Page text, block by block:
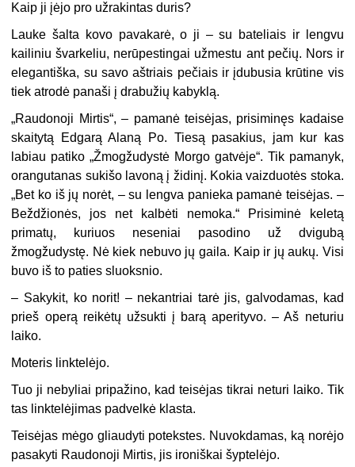
Kaip ji įėjo pro užrakintas duris?
Lauke šalta kovo pavakarė, o ji – su bateliais ir lengvu
kailiniu švarkeliu, nerūpestingai užmestu ant pečių. Nors ir
elegantiška, su savo aštriais pečiais ir įdubusia krūtine vis
tiek atrodė panaši į drabužių kabyklą.
„Raudonoji Mirtis“, – pamanė teisėjas, prisiminęs kadaise
skaitytą Edgarą Alaną Po. Tiesą pasakius, jam kur kas
labiau patiko „Žmogžudystė Morgo gatvėje“. Tik pamanyk,
orangutanas sukišo lavoną į židinį. Kokia vaizduotės stoka.
„Bet ko iš jų norėt, – su lengva panieka pamanė teisėjas. –
Beždžionės, jos net kalbėti nemoka.“ Prisiminė keletą
primatų, kuriuos neseniai pasodino už dvigubą
žmogžudystę. Nė kiek nebuvo jų gaila. Kaip ir jų aukų. Visi
buvo iš to paties sluoksnio.
– Sakykit, ko norit! – nekantriai tarė jis, galvodamas, kad
prieš operą reikėtų užsukti į barą aperityvo. – Aš neturiu
laiko.
Moteris linktelėjo.
Tuo ji nebyliai pripažino, kad teisėjas tikrai neturi laiko. Tik
tas linktelėjimas padvelkė klasta.
Teisėjas mėgo gliaudyti potekstes. Nuvokdamas, ką norėjo
pasakyti Raudonoji Mirtis, jis ironiškai šyptelėjo.